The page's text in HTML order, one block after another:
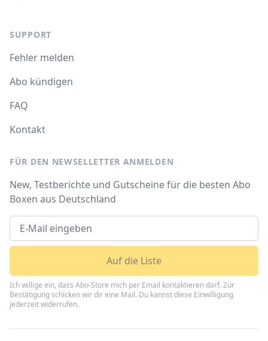
SUPPORT
Fehler melden
Abo kündigen
FAQ
Kontakt
FÜR DEN NEWSELLETTER ANMELDEN
New, Testberichte und Gutscheine für die besten Abo
Boxen aus Deutschland
Auf die Liste
Ich willige ein, dass Abo-Store mich per Email kontaktieren darf. Zur
Bestätigung schicken wir dir eine Mail. Du kannst diese Einwilligung
jederzeit widerrufen.